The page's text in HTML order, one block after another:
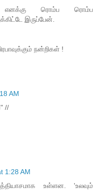
எனக்கு ரொம்ப ரொம்ப
இருப்பேன்.
நன்றிகள் !
AM
//
1:28 AM
உள்ளன. 'உலவும்